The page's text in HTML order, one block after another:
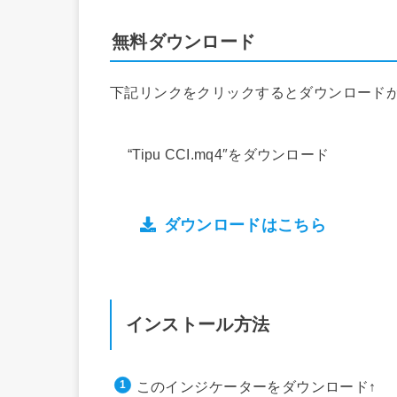
無料ダウンロード
下記リンクをクリックするとダウンロード
“Tipu CCI.mq4″をダウンロード
ダウンロードはこちら
インストール方法
このインジケーターをダウンロード↑